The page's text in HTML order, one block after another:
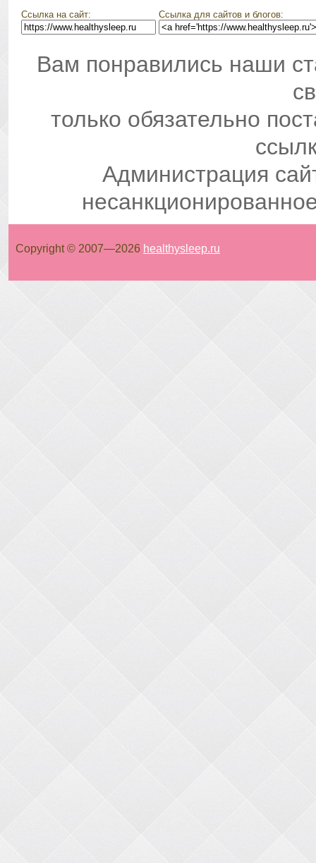
Ссылка на сайт: Ссылка для сайтов и блогов:
Вам понравились наши
только обязательно
Администрация
Copyright © 2007—2026 healthysleep.ru